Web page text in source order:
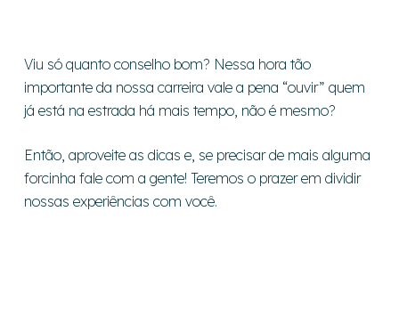
Viu só quanto conselho bom? Nessa hora tão
importante da nossa carreira vale a pena “ouvir” quem
já está na estrada há mais tempo, não é mesmo?
Então, aproveite as dicas e, se precisar de mais alguma
forcinha fale com a gente! Teremos o prazer em dividir
nossas experiências com você.